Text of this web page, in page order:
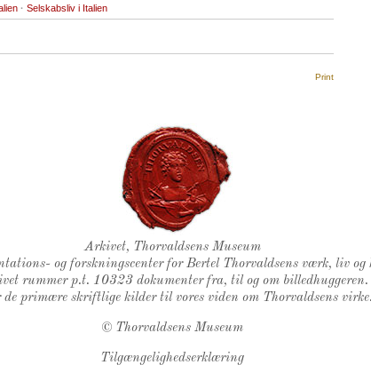
· Selskabsliv i Italien
Print
Thorvaldsens Segl
Arkivet, Thorvaldsens Museum
og forskningscenter for Bertel Thorvaldsens værk, liv og
rummer p.t. 10323 dokumenter fra, til og om billedhuggeren.
de primære skriftlige kilder til vores viden om Thorvaldsens virke.
© Thorvaldsens Museum
Tilgængelighedserklæring